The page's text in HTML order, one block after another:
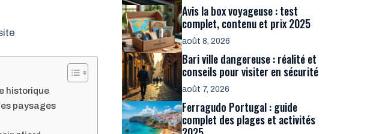
historique
paysages
Avis la box voyageuse : test
complet, contenu et prix 2025
août 8, 2026
Bari ville dangereuse : réalité et
conseils pour visiter en sécurité
août 7, 2026
Ferragudo Portugal : guide
complet des plages et activités